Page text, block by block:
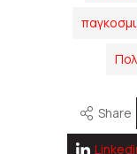
Share